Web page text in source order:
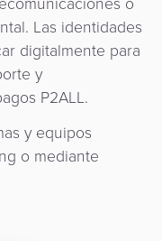
Las identidades
digitalmente para
y
P2ALL.
y equipos
o mediante